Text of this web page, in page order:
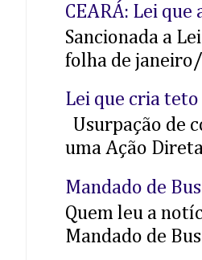
CEARÁ: Lei
Sancionada a
folha de
Lei que cria
Usurpação de
uma Ação
Mandado de
Quem leu a
Mandado de